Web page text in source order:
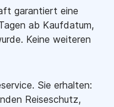
garantiert eine
ab Kaufdatum,
Keine weiteren
Sie erhalten:
Reiseschutz,